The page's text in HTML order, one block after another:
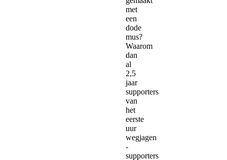
met
een
dode
mus?
Waarom
dan
al
2,5
jaar
supporters
van
het
eerste
uur
wegjagen
-
supporters